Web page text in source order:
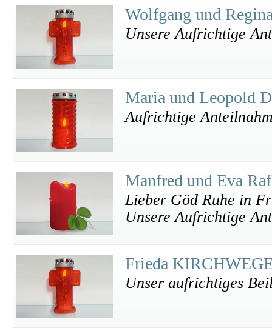
Wolfgang und
Unsere Aufrichtige
Maria und Leopold
Aufrichtige
Manfred und Eva
Lieber Göd Ruhe in
Unsere Aufrichtige
Frieda
Unser aufrichtiges